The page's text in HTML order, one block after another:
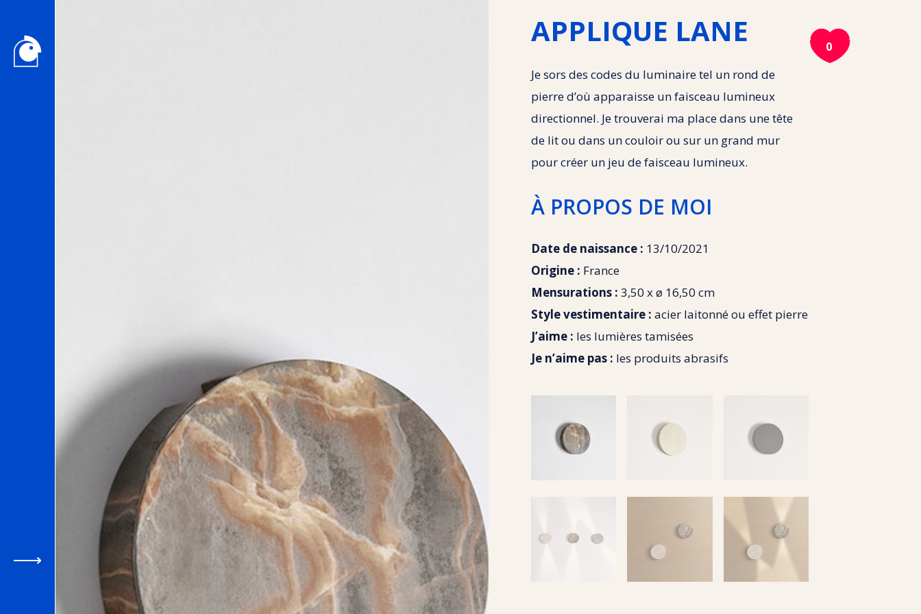

0
APPLIQUE LANE
Je sors des codes du luminaire tel un rond de
pierre d’où apparaisse un faisceau lumineux
directionnel. Je trouverai ma place dans une tête
de lit ou dans un couloir ou sur un grand mur
pour créer un jeu de faisceau lumineux.
À PROPOS DE MOI
Date de naissance : 13/10/2021
Origine : France
Mensurations :3,50 x ø 16,50 cm
Style vestimentaire : acier laitonné ou effet pierre
J’aime : les lumières tamisées
Je n’aime pas : les produits abrasifs